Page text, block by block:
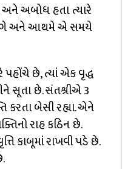
અને અબોધ હતા ત્યારે
અને આથમે એ સમયે
છે, ત્યાં એક વૃદ્ધ
સૂતા છે. સંતશ્રીએ 3
બેસી રહ્યા. એને
રાહ કઠિન છે.
કાબૂમાં રાખવી પડે છે.